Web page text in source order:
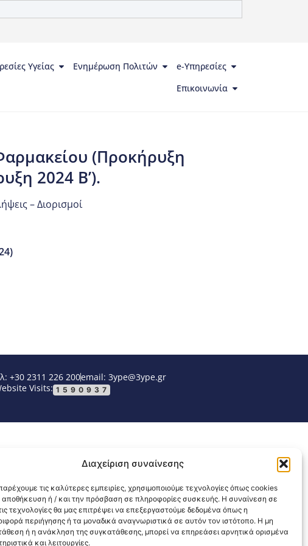
Διαχείριση συναίνεσης
τις καλύτερες εμπειρίες, χρησιμοποιούμε τεχνολογίες όπως cookies
αποθήκευση ή / και την πρόσβαση σε πληροφορίες συσκευής. Η συναίνεση σε
τεχνολογίες θα μας επιτρέψει να επεξεργαστούμε δεδομένα όπως η
περιήγησης ή τα μοναδικά αναγνωριστικά σε αυτόν τον ιστότοπο. Η μη
ή η ανάκληση της συγκατάθεσης, μπορεί να επηρεάσει αρνητικά ορισμένα
και λειτουργίες.
Υγείας Ενημέρωση Πολιτών
e-Υπηρεσίες
Επικοινωνία
(Προκήρυξη
2024 Β’).
– Διορισμοί
+30 2311 226 200email: 3ype@3ype.gr
Visits: 1590937